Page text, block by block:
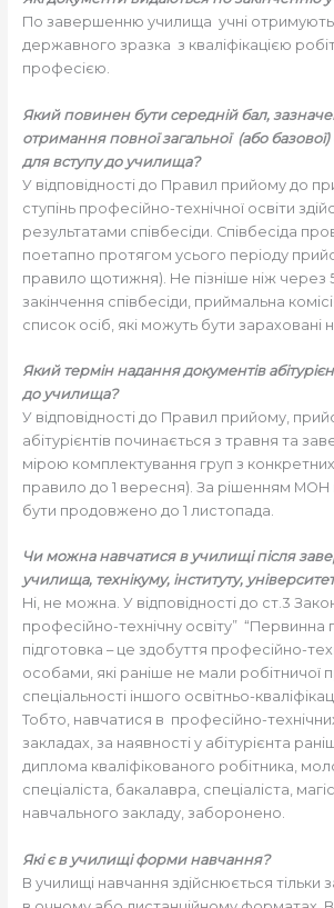
По завершенню училища учні
державного зразка з кваліфікацією
професією.
Який повинен бути середній бал,
отримання повної загальної (або базової)
для вступу до училища?
У відповідності до Правил прийому до
ступінь професійно-технічної освіти
результатами співбесіди. Співбесіда
поетапно протягом усього періоду
правило щотижня). Не пізніше ніж через 5
закінчення співбесіди, приймальна
список осіб, які можуть бути зараховані
Який термін надання документів
до училища?
У відповідності до Правил прийому,
абітурієнтів починається з травня та
мірою комплектування груп з
правило до 1 вересня). За рішенням
бути продовжено до 1 листопада.
Чи можна навчатися в училищі після
училища, технікуму, інституту,
Ні, не можна. У відповідності до ст.3
професійно-технічну освіту” “Первинна
підготовка – це здобуття професійно-
особами, які раніше не мали робітничої
спеціальності іншого освітньо-
Тобто, навчатися в професійно-
закладах, за наявності у абітурієнта
диплома кваліфікованого робітника,
спеціаліста, бакалавра, спеціаліста,
навчального закладу, заборонено.
Які є в училищі форми навчання?
В училищі навчання здійснюється